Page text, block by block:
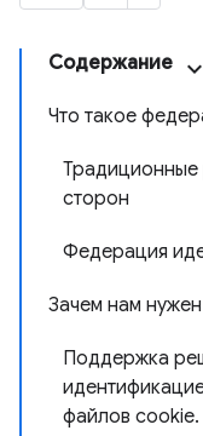
Содержание
Что такое
Традиционные
сторон
Федерация
Зачем нам
Поддержка
файлов cookie.